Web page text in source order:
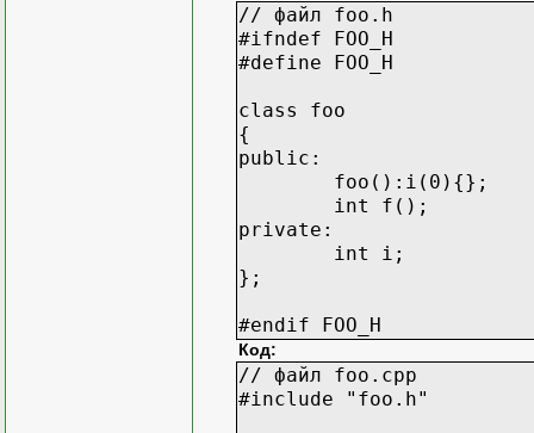
// файл foo.h
#ifndef FOO_H
#define FOO_H
class foo
{
public:
foo():i(0){};
int f();
private:
int i;
};
#endif FOO_H
Код:
// файл foo.cpp
#include "foo.h"